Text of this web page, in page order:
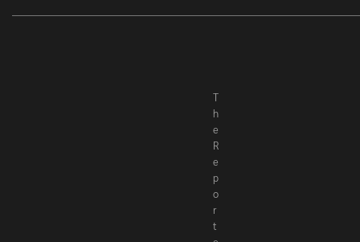
T
h
e
R
e
p
o